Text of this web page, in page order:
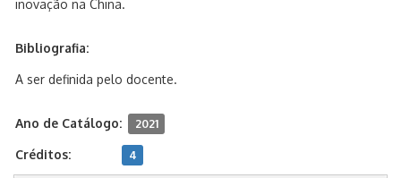
inovação na China.
Bibliografia:
A ser definida pelo docente.
Ano de Catálogo: 2021
Créditos: 4